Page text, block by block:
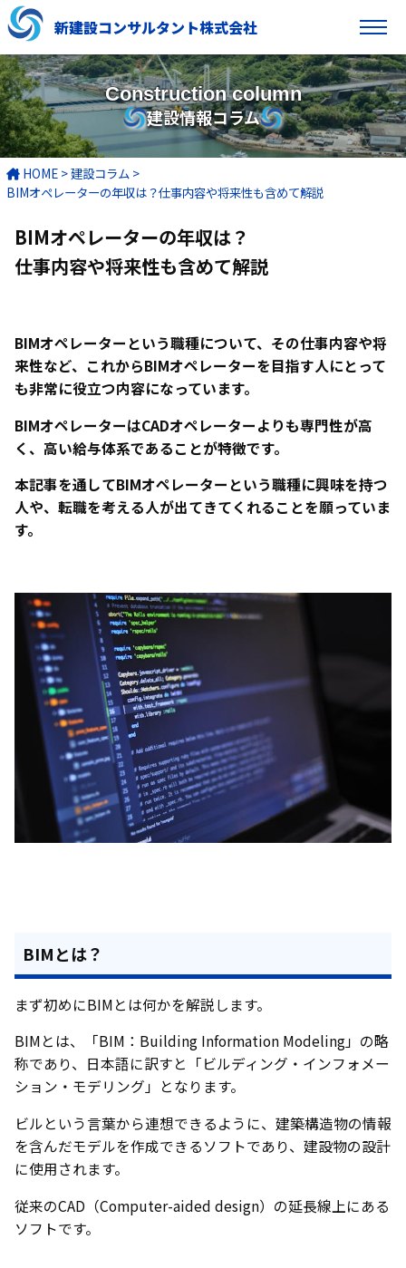
新建設コンサルタント株式会社
Construction column
建設情報コラム
HOME >建設コラム >
BIMオペレーターの年収は？仕事内容や将来性も含めて解説
BIMオペレーターの年収は？
仕事内容や将来性も含めて解説
BIMオペレーターという職種について、その仕事内容や将
来性など、これからBIMオペレーターを目指す人にとって
も非常に役立つ内容になっています。
BIMオペレーターはCADオペレーターよりも専門性が高
く、高い給与体系であることが特徴です。
本記事を通してBIMオペレーターという職種に興味を持つ
人や、転職を考える人が出てきてくれることを願っていま
す。
BIMとは？
まず初めにBIMとは何かを解説します。
BIMとは、「BIM：Building Information Modeling」の略
称であり、日本語に訳すと「ビルディング・インフォメー
ション・モデリング」となります。
ビルという言葉から連想できるように、建築構造物の情報
を含んだモデルを作成できるソフトであり、建設物の設計
に使用されます。
従来のCAD（Computer-aided design）の延長線上にある
ソフトです。